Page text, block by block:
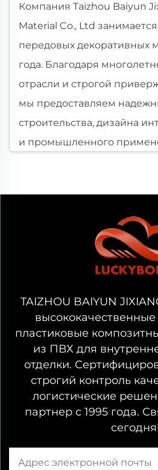
Компания Taizhou Baiyun
Material Co., Ltd
передовых декоративных
года. Благодаря
отрасли и строгой
мы предоставляем
строительства, дизайна
и промышленного
производственным
16 000 квадратных метров
зданием площадью 2 400
Наша сертификация
строгий контроль
логистику, оперативную
долгосрочную
Алюминиевая
одним из наших основных
разработанных для
выдающейся
плоскостности и гибкости
TAIZHOU BAIYUN
пластиковые
из ПВХ для
отделки.
строгий контроль
логистические
партнер с 1995 года.